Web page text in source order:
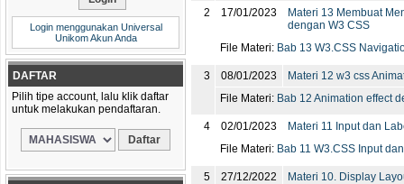
Login menggunakan Universal
Unikom Akun Anda
DAFTAR
Pilih tipe account, lalu klik daftar
untuk melakukan pendaftaran.
2 17/01/2023
Materi 13 Membuat
dengan W3 CSS
File Materi: Bab 13 W3.CSS
3 08/01/2023
Materi 12 w3 css
File Materi: Bab 12 Animation effect
4 02/01/2023
Materi 11 Input dan
File Materi: Bab 11 W3.CSS Input
5 27/12/2022
Materi 10. Display